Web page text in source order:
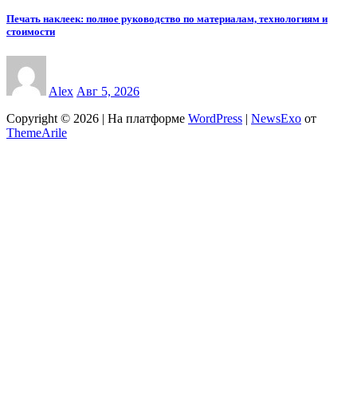
Печать наклеек: полное руководство по материалам, технологиям и
стоимости
Alex Авг 5, 2026
Copyright © 2026 | На платформе WordPress NewsExo от
ThemeArile